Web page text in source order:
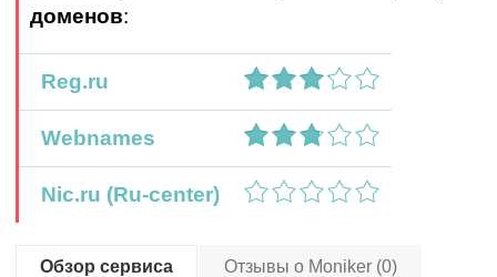
доменов:
Reg.ru
Webnames
Nic.ru (Ru-center)
Обзор сервиса Отзывы о Moniker (0)